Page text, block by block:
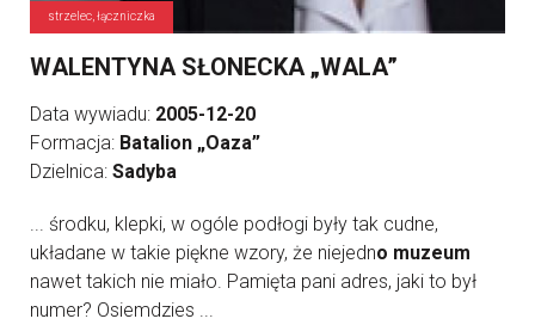
strzelec, łączniczka
WALENTYNA SŁONECKA „WALA”
Data wywiadu: 2005-12-20
Formacja: Batalion „Oaza”
Dzielnica: Sadyba
... środku, klepki, w ogóle podłogi były tak cudne,
układane w takie piękne wzory, że niejedno muzeum
nawet takich nie miało. Pamięta pani adres, jaki to był
numer? Osiemdzies ...